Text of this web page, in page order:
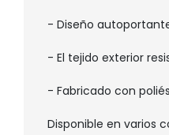
- Diseño
- El tejido exterior
- Fabricado con
Disponible en varios